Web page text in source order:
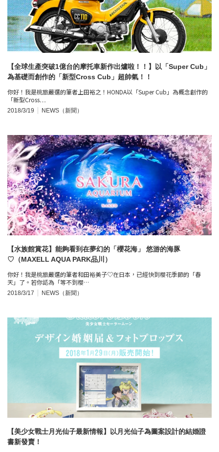
【全球生產突破1億台的摩托車新作出爐啦！！】以「Super Cub」
為基礎而創作的「新型Cross Cub」超帥氣！！
你好！我是桃旅嚴選的筆者上田裕之！HONDA以「Super Cub」為概念創作的
「新型Cross…
2018/3/19 NEWS（新聞）
【水族館賞花】能夠看到在夢幻的「櫻花海」 悠游的海豚
♡（MAXELL AQUA PARK品川）
你好！我是桃旅嚴選的筆者和田裕美子♡在日本，已經快到櫻花季節的「春
天」了。若你認為「等不到櫻…
2018/3/17 NEWS（新聞）
【美少女戰士月光仙子最新情報】以月光仙子為圖案設計的結婚證
書新發賣！